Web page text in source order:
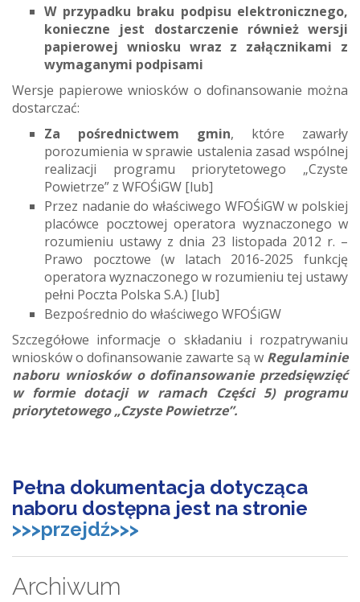
W przypadku braku podpisu elektronicznego,
konieczne jest dostarczenie również wersji
papierowej wniosku wraz z załącznikami z
wymaganymi podpisami
Wersje papierowe wniosków o dofinansowanie można
dostarczać:
Za pośrednictwem gmin, które zawarły
porozumienia w sprawie ustalenia zasad wspólnej
realizacji programu priorytetowego „Czyste
Powietrze” z WFOŚiGW [lub]
Przez nadanie do właściwego WFOŚiGW w polskiej
placówce pocztowej operatora wyznaczonego w
rozumieniu ustawy z dnia 23 listopada 2012 r. –
Prawo pocztowe (w latach 2016-2025 funkcję
operatora wyznaczonego w rozumieniu tej ustawy
pełni Poczta Polska S.A.) [lub]
Bezpośrednio do właściwego WFOŚiGW
Szczegółowe informacje o składaniu i rozpatrywaniu
wniosków o dofinansowanie zawarte są w Regulaminie
naboru wniosków o dofinansowanie przedsięwzięć
w formie dotacji w ramach Części 5) programu
priorytetowego „Czyste Powietrze”.
Pełna dokumentacja dotycząca
naboru dostępna jest na stronie
>>>przejdź>>>
Archiwum